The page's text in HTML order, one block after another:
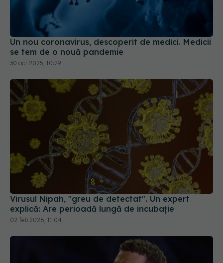
Un nou coronavirus, descoperit de medici. Medicii
se tem de o nouă pandemie
30 oct 2025, 10:29
Virusul Nipah, "greu de detectat". Un expert
explică: Are perioadă lungă de incubație
02 feb 2026, 11:04